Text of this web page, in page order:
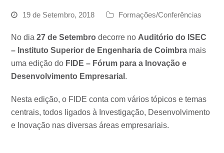
19 de Setembro, 2018 Formações/Conferências
No dia27 de Setembro decorre no Auditório do ISEC
– Instituto Superior de Engenharia de Coimbra mais
uma edição do FIDE – Fórum para a Inovação e
Desenvolvimento Empresarial .
Nesta edição, o FIDE conta com vários tópicos e temas
centrais, todos ligados à Investigação, Desenvolvimento
e Inovação nas diversas áreas empresariais.